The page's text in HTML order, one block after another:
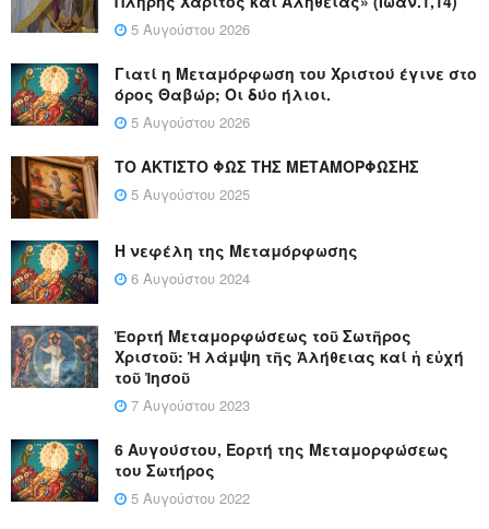
5 Αυγούστου 2026
Γιατί η Μεταμόρφωση του Χριστού έγινε στο
όρος Θαβώρ; Οι δύο ήλιοι.
5 Αυγούστου 2026
ΤΟ ΑΚΤΙΣΤΟ ΦΩΣ ΤΗΣ ΜΕΤΑΜΟΡΦΩΣΗΣ
5 Αυγούστου 2025
Η νεφέλη της Μεταμόρφωσης
6 Αυγούστου 2024
Ἑορτή Μεταμορφώσεως τοῦ Σωτῆρος
Χριστοῦ: Ἡ λάμψη τῆς Ἀλήθειας καί ἡ εὐχή
τοῦ Ἰησοῦ
7 Αυγούστου 2023
6 Αυγούστου, Εορτή της Μεταμορφώσεως
του Σωτήρος
5 Αυγούστου 2022